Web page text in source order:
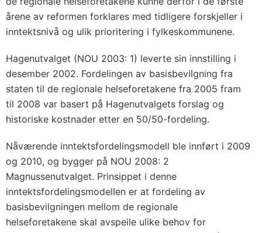
årene av reformen forklares med tidligere forskjeller i
inntektsnivå og ulik prioritering i fylkeskommunene.
Hagenutvalget (NOU 2003: 1) leverte sin innstilling i
desember 2002. Fordelingen av basisbevilgning fra
staten til de regionale helseforetakene fra 2005 fram
til 2008 var basert på Hagenutvalgets forslag og
historiske kostnader etter en 50/50-fordeling.
Nåværende inntektsfordelingsmodell ble innført i 2009
og 2010, og bygger på NOU 2008: 2
Magnussenutvalget. Prinsippet i denne
inntektsfordelingsmodellen er at fordeling av
basisbevilgningen mellom de regionale
helseforetakene skal avspeile ulike behov for